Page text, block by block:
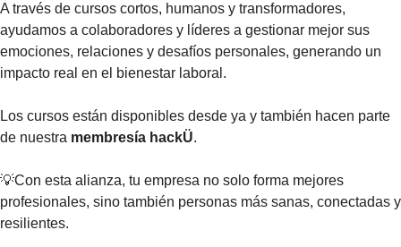
A través de cursos cortos, humanos y transformadores,
ayudamos a colaboradores y líderes a gestionar mejor sus
emociones, relaciones y desafíos personales, generando un
impacto real en el bienestar laboral.
Los cursos están disponibles desde ya y también hacen parte
de nuestra membresía hackÜ.
💡Con esta alianza, tu empresa no solo forma mejores
profesionales, sino también personas más sanas, conectadas y
resilientes.